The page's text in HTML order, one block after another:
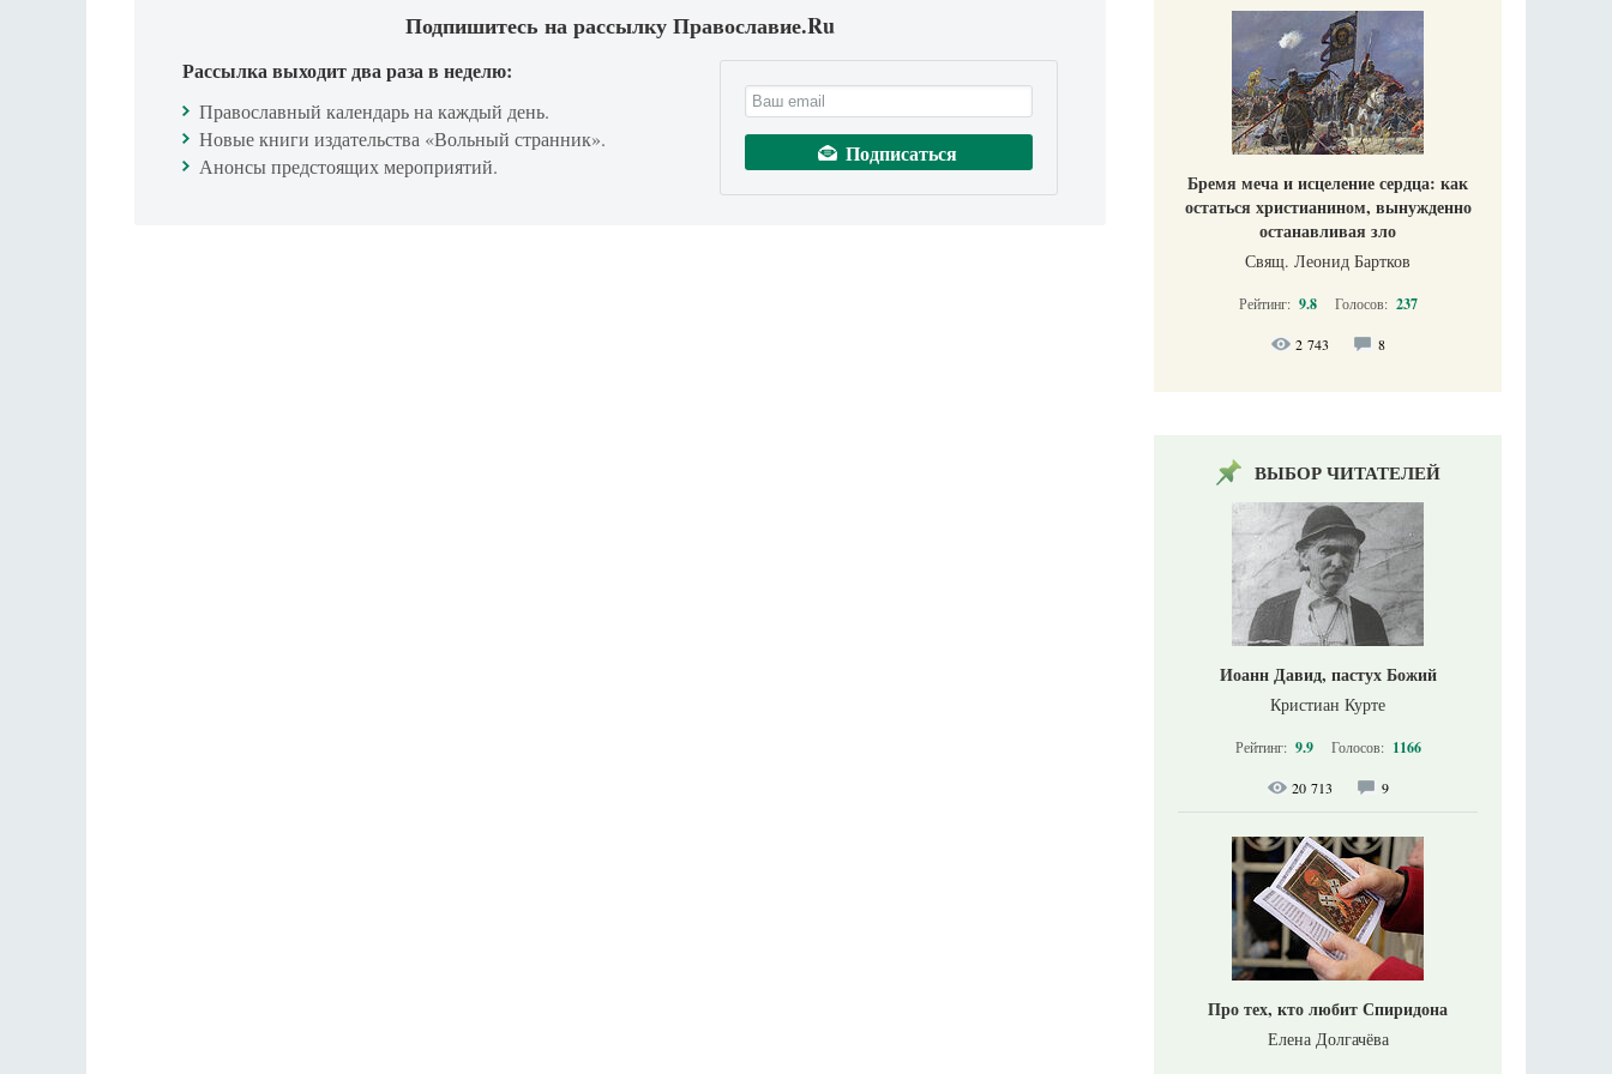
Подпишитесь на рассылку Православие.Ru
Рассылка выходит два раза в неделю:
Православный календарь на каждый день.
Новые книги издательства «Вольный странник».
Анонсы предстоящих мероприятий.
Бремя меча и исцеление сердца: как
остаться христианином, вынужденно
останавливая зло
Свящ. Леонид Бартков
Рейтинг: 9.8 Голосов: 237
2 743 8
ВЫБОР ЧИТАТЕЛЕЙ
Иоанн Давид, пастух Божий
Кристиан Курте
Рейтинг: 9.9 Голосов: 1166
20 713 9
Про тех, кто любит Спиридона
Елена Долгачёва